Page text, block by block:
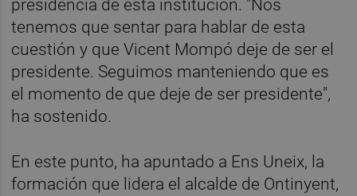
presidencia de esta institución. "Nos
tenemos que sentar para hablar de esta
cuestión y que Vicent Mompó deje de ser el
presidente. Seguimos manteniendo que es
el momento de que deje de ser presidente",
ha sostenido.
En este punto, ha apuntado a Ens Uneix, la
formación que lidera el alcalde de Ontinyent,